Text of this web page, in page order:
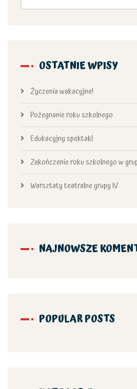
OSTATNIE WPISY
Życzenia wakacyjne!
Pożegnanie roku szkolnego
Edukacyjny spektakl
Zakończenie roku szkolnego w
Warsztaty teatralne grupy IV
NAJNOWSZE
POPULAR POSTS